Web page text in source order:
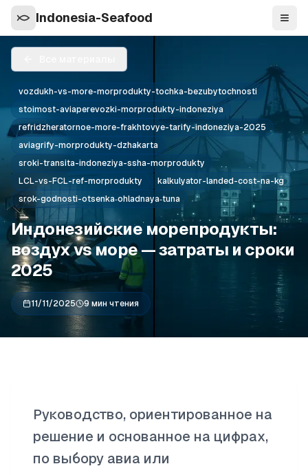
Indonesia-Seafood
vozdukh-vs-more-morprodukty-tochka-bezubytochnosti
stoimost-aviaperevozki-morprodukty-indoneziya
refridzheratornoe-more-frakhtovye-tarify-indoneziya-2025
aviagrify-morprodukty-dzhakarta
sroki-transita-indoneziya-ssha-morprodukty
LCL-vs-FCL-ref-morprodukty
kalkulyator-landed-cost-na-kg
srok-godnosti-otsenka‑ohladnaya‑tuna
Индонезийские морепродукты:
воздух vs море — затраты и сроки
2025
11/11/2025 9 мин чтения
Руководство, ориентированное на
решение и основанное на цифрах,
по выбору авиа или